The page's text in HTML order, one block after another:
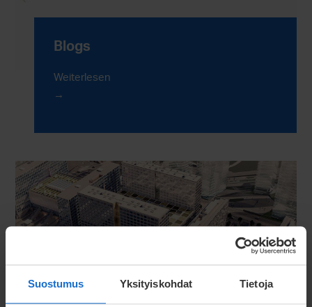
Suostumus Yksityiskohdat Tietoja
Blogs
Weiterlesen